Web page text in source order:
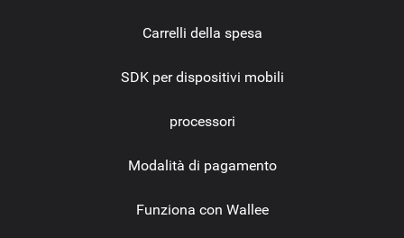
Carrelli della spesa
SDK per dispositivi mobili
processori
Modalità di pagamento
Funziona con Wallee